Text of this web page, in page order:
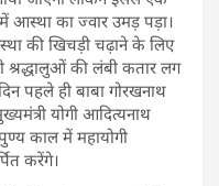
आस्था का ज्वार उमड़ पड़ा।
की खिचड़ी चढ़ाने के लिए
श्रद्धालुओं की लंबी कतार लग
पहले ही बाबा गोरखनाथ
योगी आदित्यनाथ
काल में महायोगी
करेंगे।